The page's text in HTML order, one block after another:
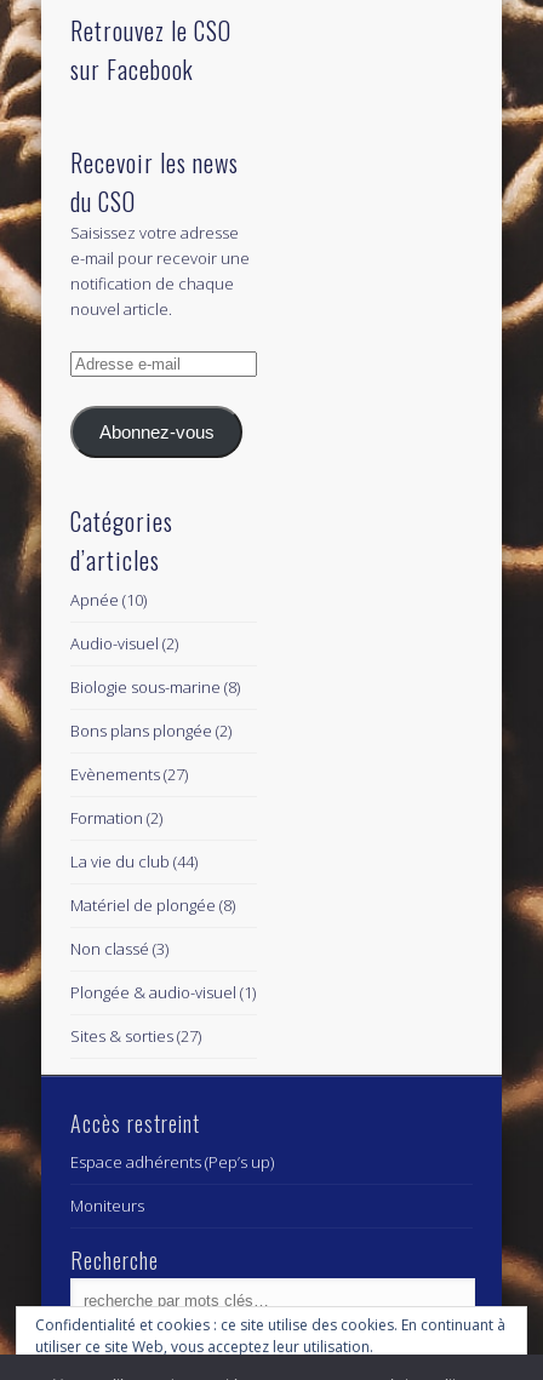
Retrouvez le CSO
sur Facebook
Recevoir les news
du CSO
Saisissez votre adresse
e-mail pour recevoir une
notification de chaque
nouvel article.
Adresse
mail
Abonnez-vous
Catégories
d’articles
Apnée (10)
Audio-visuel (2)
Biologie sous-marine (8)
Bons plans plongée (2)
Evènements(27)
Formation (2)
La vie du club (44)
Matériel de plongée (8)
Non classé (3)
Plongée & audio-visuel (1)
Sites & sorties(27)
Accès restreint
Espace adhérents (Pep’s up)
Moniteurs
Recherche
Archives
Confidentialité et cookies : ce site utilise des cookies. En continuant à
utiliser ce site Web, vous acceptez leur utilisation.